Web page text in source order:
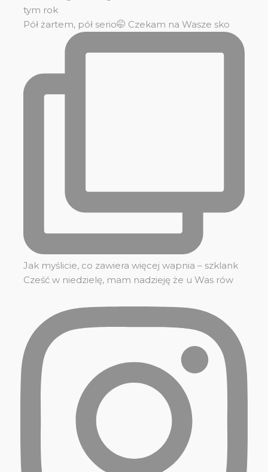
tym rok
Pół żartem, pół serio🤭 Czekam na Wasze sko
Jak myślicie, co zawiera więcej wapnia – szklank
Cześć w niedzielę, mam nadzieję że u Was rów